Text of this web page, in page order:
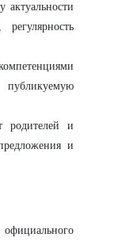
публикуемую
родителей и
и